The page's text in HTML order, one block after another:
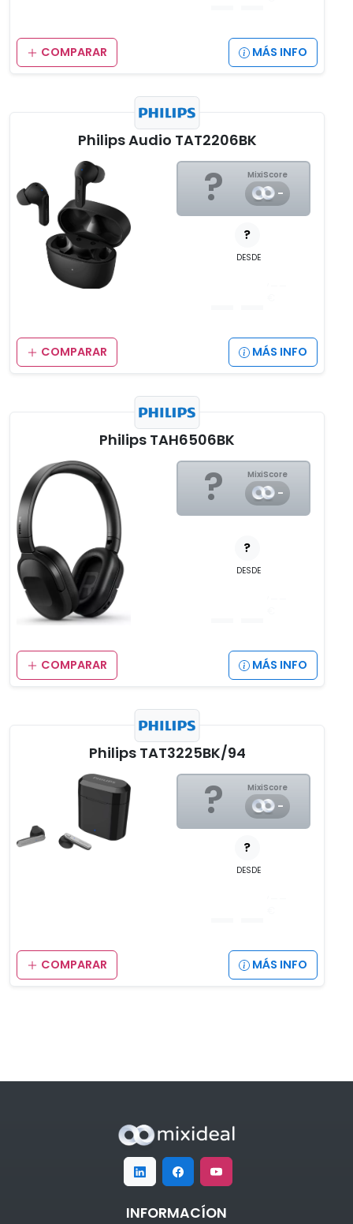
COMPARAR MÁS INFO
Philips Audio TAT2206BK
? MixiScore
-
?
DESDE
COMPARAR MÁS INFO
Philips TAH6506BK
? MixiScore
-
?
DESDE
COMPARAR MÁS INFO
Philips TAT3225BK/94
? MixiScore
-
?
DESDE
COMPARAR MÁS INFO
INFORMACÍON